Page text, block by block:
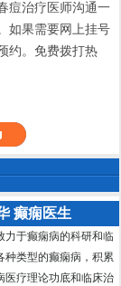
痘治疗医师沟通一
如果需要网上挂号
约。免费拨打热
癫痫医生
力于癫痫病的科研和临
种类型的癫痫病，积累
医疗理论功底和临床治